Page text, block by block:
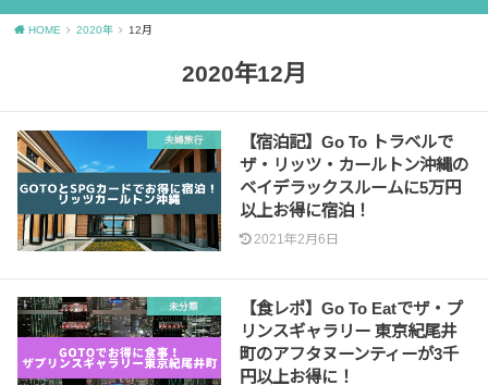
HOME 2020年 12月
2020年12月
夫婦旅行
【宿泊記】Go To トラベルで
ザ・リッツ・カールトン沖縄の
ベイデラックスルームに5万円
以上お得に宿泊！
2021年2月6日
未分類
【食レポ】Go To Eatでザ・プ
リンスギャラリー 東京紀尾井
町のアフタヌーンティーが3千
円以上お得に！